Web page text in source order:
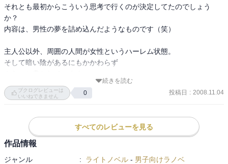
それとも最初からこういう思考で行くのが決定してたのでしょう
か？
内容は、男性の夢を詰め込んだようなものです（笑）
主人公以外、周囲の人間が女性というハーレム状態。
そして暗い陰があるにもかかわらず
どちらかというと、重要なのは漫才の方？ｗ
何だかこう…物足りなさがありました。
続きを読む
ブクログレビューは
いいねできません
0 投稿日 : 2008.11.04
すべてのレビューを見る
作品情報
ジャンル : ライトノベル - 男子向けラノベ